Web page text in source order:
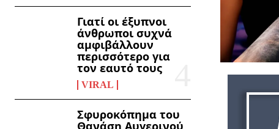
Γιατί οι έξυπνοι
άνθρωποι συχνά
αμφιβάλλουν
περισσότερο για
τον εαυτό τους
VIRAL
Σφυροκόπημα του
Θανάση Αυγερινού